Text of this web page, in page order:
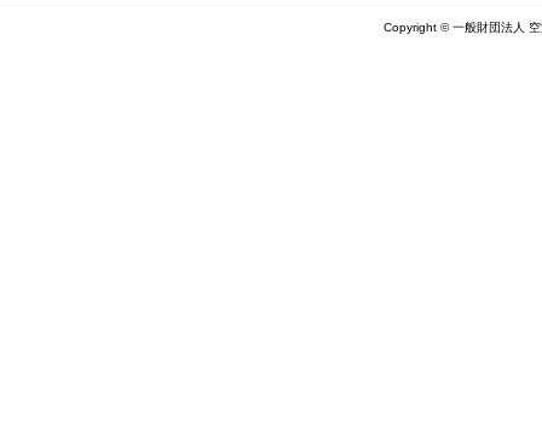
Copyright © 一般財団法人